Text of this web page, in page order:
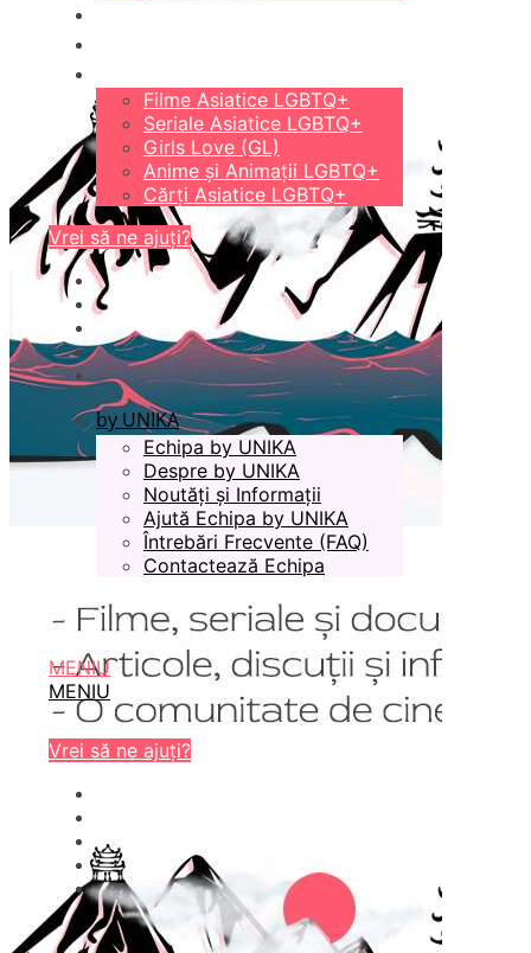
Filme Asiatice LGBTQ+
Seriale Asiatice LGBTQ+
Girls Love (GL)
Anime și Animații LGBTQ+
Cărți Asiatice LGBTQ+
Vrei să ne ajuți?
by UNIKA
Echipa by UNIKA
Despre by UNIKA
Noutăți și Informații
Ajută Echipa by UNIKA
Întrebări Frecvente (FAQ)
Contactează Echipa
MENIU
MENIU
Vrei să ne ajuți?